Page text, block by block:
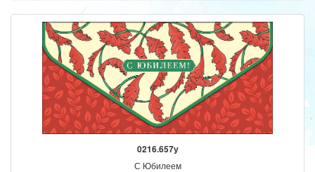
0216.657у
С Юбилеем